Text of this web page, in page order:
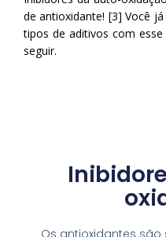
de antioxidante! [3] Você
tipos de aditivos com
seguir.